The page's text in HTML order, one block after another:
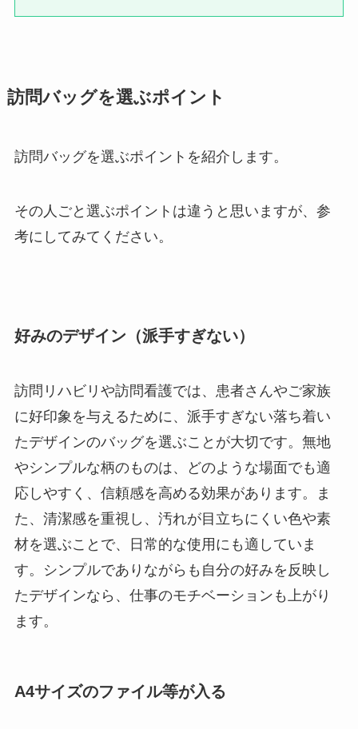
訪問バッグを選ぶポイント
訪問バッグを選ぶポイントを紹介します。
その人ごと選ぶポイントは違うと思いますが、参
考にしてみてください。
好みのデザイン（派手すぎない）
訪問リハビリや訪問看護では、患者さんやご家族
に好印象を与えるために、派手すぎない落ち着い
たデザインのバッグを選ぶことが大切です。無地
やシンプルな柄のものは、どのような場面でも適
応しやすく、信頼感を高める効果があります。ま
た、清潔感を重視し、汚れが目立ちにくい色や素
材を選ぶことで、日常的な使用にも適していま
す。シンプルでありながらも自分の好みを反映し
たデザインなら、仕事のモチベーションも上がり
ます。
A4サイズのファイル等が入る